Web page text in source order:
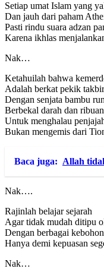
Setiap umat Islam yang
Dan jauh dari paham
Pasti rindu suara adzan
Karena ikhlas
Nak…
Ketahuilah bahwa
Adalah berkat pekik
Dengan senjata bambu
Berbekal darah dan
Untuk menghalau
Bukan mengemis dari
Baca juga: Allah
Nak….
Rajinlah belajar sejarah
Agar tidak mudah ditipu
Dengan berbagai
Hanya demi kepuasan
Nak…